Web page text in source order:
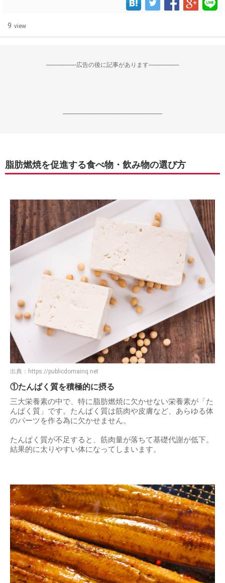
9 view
--------------------広告の後に記事があります--------------------
------------------------------------------------------------------
脂肪燃焼を促進する食べ物・飲み物の選び方
出典： https://publicdomainq.net
①たんぱく質を積極的に摂る
三大栄養素の中で、特に脂肪燃焼に欠かせない栄養素が「た
んぱく質」です。たんぱく質は筋肉や皮膚など、あらゆる体
のパーツを作る為に欠かせません。
たんぱく質が不足すると、筋肉量が落ちて基礎代謝が低下。
結果的に太りやすい体になってしまいます。